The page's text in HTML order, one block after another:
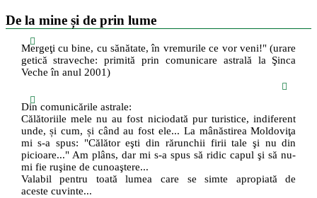
De la mine și de prin lume
Mergeţi cu bine, cu sănătate, în vremurile ce vor veni!" (urare
getică straveche: primită prin comunicare astrală la Şinca
Veche în anul 2001)
Din comunicările astrale:
Călătoriile mele nu au fost niciodată pur turistice, indiferent
unde, și cum, și când au fost ele... La mânăstirea Moldoviţa
mi s-a spus: "Călător eşti din rărunchii firii tale şi nu din
picioare..." Am plâns, dar mi s-a spus să ridic capul şi să nu-
mi fie ruşine de cunoaştere...
Valabil pentru toată lumea care se simte apropiată de
aceste cuvinte...